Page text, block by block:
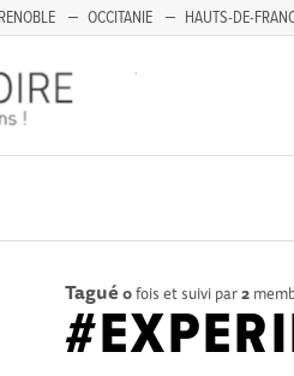
OCCITANIE HAUTS-DE-
Tagué 0fois et suivi par2